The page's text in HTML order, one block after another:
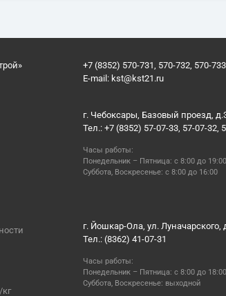
+7 (8352) 570-731, 570-732, 570-733
E-mail: kst@kst21.ru
г. Чебоксары, Базовый проезд,
Тел.: +7 (8352) 57-07-33, 57-07-32,
Часы работы:
Понедельник – Пятница: с 8:00 до 19:00
Суббота, Воскресенье: с 8:00 до 16:00
г. Йошкар-Ола, ул. Луначарского,
Тел.: (8362) 41-07-31
Часы работы:
Понедельник – Пятница: с 8:00 до 18:00
Суббота, Воскресенье: выходной